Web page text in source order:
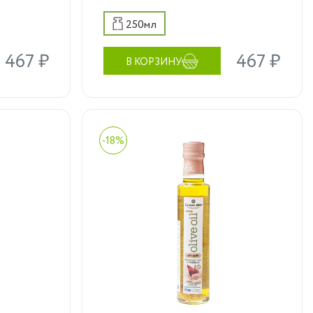
467 ₽
250мл
В КОРЗИНУ 467 ₽
ваши
-18%
Оливковые масла
высшего качества Extra
virgin Cretan Mill с
натуральными
ароматическими травами
– это ароматная идея,
которая подчеркнет ваши
рецепты и добавит
особый вкус вашим